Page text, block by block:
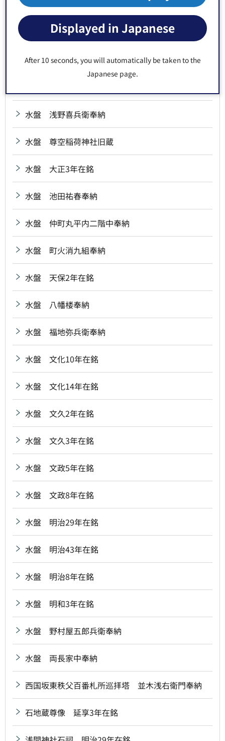
Displayed in Japanese
After 10 seconds, you will automatically be taken to the
Japanese page.
水盤 小倉藩宮本源兵衛興根奉納
水盤 昭和11年在銘
水盤 昭和14年在銘
水盤 浅野喜兵衛奉納
水盤 尊空稲荷神社旧蔵
水盤 大正3年在銘
水盤 池田祐春奉納
水盤 仲町丸平内二階中奉納
水盤 町火消九組奉納
水盤 天保2年在銘
水盤 八幡楼奉納
水盤 福地弥兵衛奉納
水盤 文化10年在銘
水盤 文化14年在銘
水盤 文久2年在銘
水盤 文久3年在銘
水盤 文政5年在銘
水盤 文政8年在銘
水盤 明治29年在銘
水盤 明治43年在銘
水盤 明治8年在銘
水盤 明和3年在銘
水盤 野村屋五郎兵衛奉納
水盤 両長家中奉納
西国坂東秩父百番札所巡拝塔 並木浅右衛門奉納
石地蔵尊像 延享3年在銘